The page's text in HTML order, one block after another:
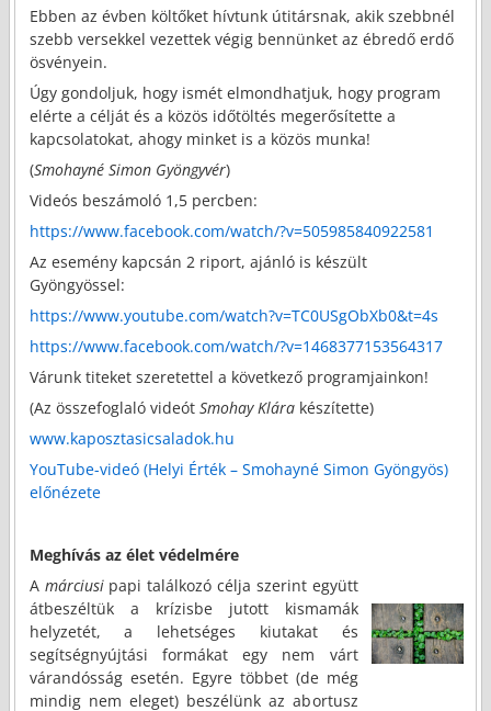
Ebben az évben költőket hívtunk útitársnak, akik szebbnél
szebb versekkel vezettek végig bennünket az ébredő erdő
ösvényein.
Úgy gondoljuk, hogy ismét elmondhatjuk, hogy program
elérte a célját és a közös időtöltés megerősítette a
kapcsolatokat, ahogy minket is a közös munka!
(Smohayné Simon Gyöngyvér)
Videós beszámoló 1,5 percben:
https://www.facebook.com/watch/?v=505985840922581
Az esemény kapcsán 2 riport, ajánló is készült
Gyöngyössel:
https://www.youtube.com/watch?v=TC0USgObXb0&t=4s
https://www.facebook.com/watch/?v=1468377153564317
Várunk titeket szeretettel a következő programjainkon!
(Az összefoglaló videót Smohay Klárakészítette)
www.kaposztasicsaladok.hu
YouTube-videó (Helyi Érték – Smohayné Simon Gyöngyös)
előnézete
Meghívás az élet védelmére
A márciusipapi találkozó célja szerint együtt
átbeszéltük a krízisbe jutott kismamák
helyzetét, a lehetséges kiutakat és
segítségnyújtási formákat egy nem várt
várandósság esetén. Egyre többet (de még
mindig nem eleget) beszélünk az abortusz